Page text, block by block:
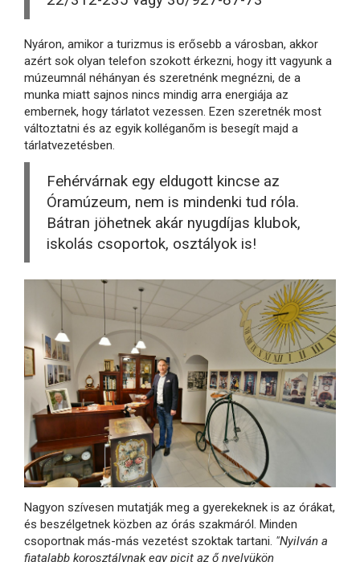
Nyáron, amikor a turizmus is erősebb a városban, akkor
azért sok olyan telefon szokott érkezni, hogy itt vagyunk a
múzeumnál néhányan és szeretnénk megnézni, de a
munka miatt sajnos nincs mindig arra energiája az
embernek, hogy tárlatot vezessen. Ezen szeretnék most
változtatni és az egyik kolléganőm is besegít majd a
tárlatvezetésben.
Fehérvárnak egy eldugott kincse az
Óramúzeum, nem is mindenki tud róla.
Bátran jöhetnek akár nyugdíjas klubok,
iskolás csoportok, osztályok is!
Nagyon szívesen mutatják meg a gyerekeknek is az órákat,
és beszélgetnek közben az órás szakmáról. Minden
csoportnak más-más vezetést szoktak tartani. "Nyilván a
fiatalabb korosztálynak egy picit az ő nyelvükön